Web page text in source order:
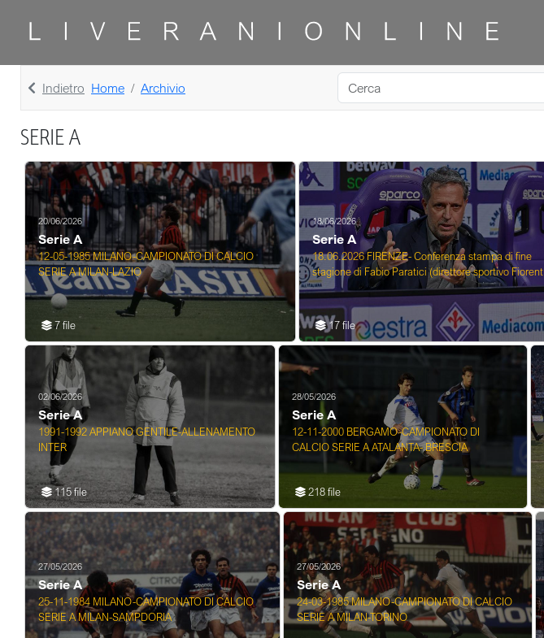
Indietro Home Archivio
SERIE A
20/06/2026
Serie A
12-05-1985 MILANO-CAMPIONATO DI CALCIO
SERIE A MILAN-LAZIO
7 file
18/06/2026
Serie A
18.06.2026 FIRENZE- Conferenza stampa di fine
stagione di Fabio Paratici (direttore sportivo
17 file
02/06/2026
Serie A
1991-1992 APPIANO GENTILE-ALLENAMENTO
INTER
115 file
28/05/2026
Serie A
12-11-2000 BERGAMO-CAMPIONATO DI
CALCIO SERIE A ATALANTA- BRESCIA
218 file
27/05/2026
Serie A
25-11-1984 MILANO-CAMPIONATO DI CALCIO
SERIE A MILAN-SAMPDORIA
27/05/2026
Serie A
24-03-1985 MILANO-CAMPIONATO DI CALCIO
SERIE A MILAN-TORINO